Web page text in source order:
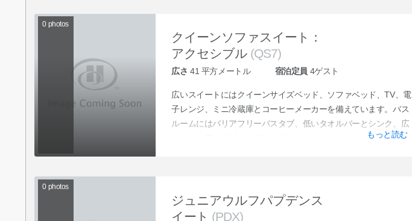
0 photos
クイーンソファスイート：
アクセシブル (QS7)
広さ 41 平方メートル 宿泊定員 4ゲスト
広いスイートにはクイーンサイズベッド、ソファベッド、TV、電
子レンジ、ミニ冷蔵庫とコーヒーメーカーを備えています。バス
ルームにはバリアフリーバスタブ、低いタオルバーとシンク、広
もっと読む
0 photos
ジュニアウルフパプデンス
イート (PDX)